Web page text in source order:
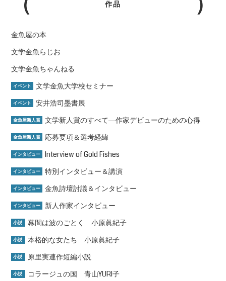
作品
金魚屋の本
文学金魚らじお
文学金魚ちゃんねる
イベント 文学金魚大学校セミナー
イベント 安井浩司墨書展
金魚屋新人賞 文学新人賞のすべて―作家デビューのための心得
金魚屋新人賞 応募要項＆選考経緯
インタビュー Interview of Gold Fishes
インタビュー 特別インタビュー＆講演
インタビュー 金魚詩壇討議＆インタビュー
インタビュー 新人作家インタビュー
小説 幕間は波のごとく 小原眞紀子
小説 本格的な女たち 小原眞紀子
小説 原里実連作短編小説
小説 コラージュの国 青山YURI子